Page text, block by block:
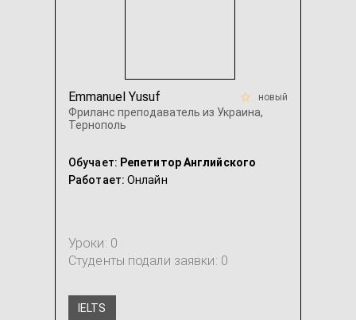
Emmanuel Yusuf
Фриланс преподаватель из Украина,
Тернополь
новый
Обучает: Репетитор Английского
Работает: Онлайн
Уроки: 0
Студенты подали заявки: 0
IELTS